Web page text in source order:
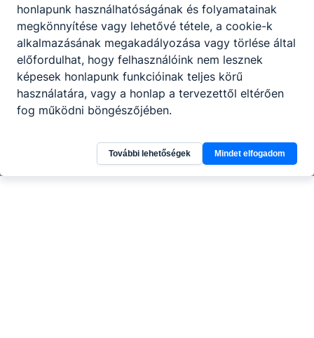
Telefon: 06701986387
E-mail: titkarsag@deaksuli-fehervar.hu
OM azonosító: 203053/007
Felnőttképzési nyilvántartás száma: B/2021/001603
E-KrétaAdatkezelésImpresszum
honlapunk használhatóságának és folyamatainak
megkönnyítése vagy lehetővé tétele, a cookie-k
alkalmazásának megakadályozása vagy törlése által
előfordulhat, hogy felhasználóink nem lesznek
képesek honlapunk funkcióinak teljes körű
használatára, vagy a honlap a tervezettől eltérően
fog működni böngészőjében.
További lehetőségek Mindet elfogadom